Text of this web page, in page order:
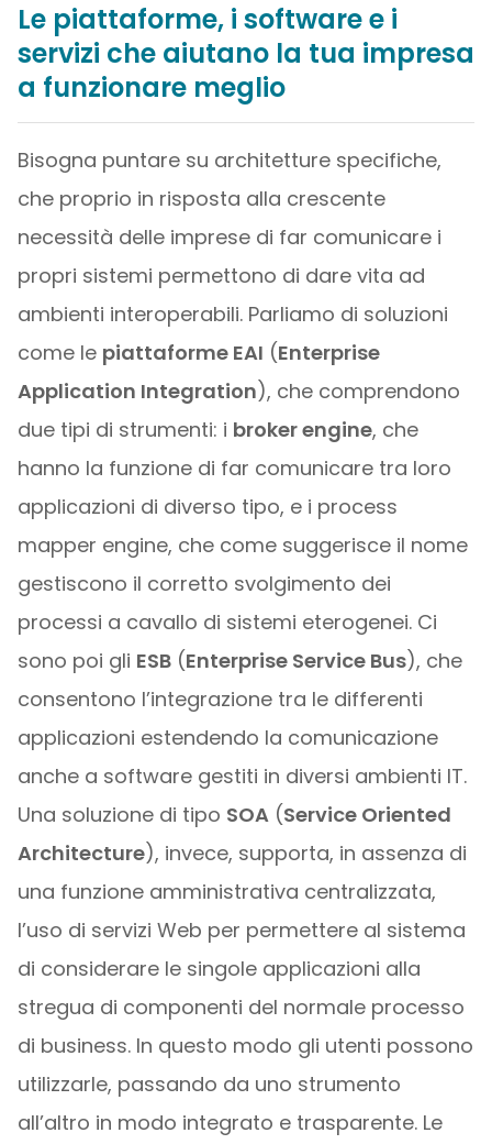
Le piattaforme, i software e i
servizi che aiutano la tua impresa
a funzionare meglio
Bisogna puntare su architetture specifiche,
che proprio in risposta alla crescente
necessità delle imprese di far comunicare i
propri sistemi permettono di dare vita ad
ambienti interoperabili. Parliamo di soluzioni
come le piattaforme EAI (Enterprise
Application Integration), che comprendono
due tipi di strumenti: i broker engine, che
hanno la funzione di far comunicare tra loro
applicazioni di diverso tipo, e i process
mapper engine, che come suggerisce il nome
gestiscono il corretto svolgimento dei
processi a cavallo di sistemi eterogenei. Ci
sono poi gli ESB(Enterprise Service Bus), che
consentono l’integrazione tra le differenti
applicazioni estendendo la comunicazione
anche a software gestiti in diversi ambienti IT.
Una soluzione di tipo SOA(Service Oriented
Architecture), invece, supporta, in assenza di
una funzione amministrativa centralizzata,
l’uso di servizi Web per permettere al sistema
di considerare le singole applicazioni alla
stregua di componenti del normale processo
di business. In questo modo gli utenti possono
utilizzarle, passando da uno strumento
all’altro in modo integrato e trasparente. Le